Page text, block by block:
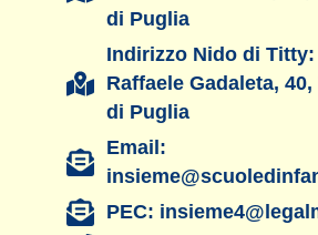
di Puglia
Indirizzo Nido di Titty:
Raffaele Gadaleta,
di Puglia
Email:
PEC: